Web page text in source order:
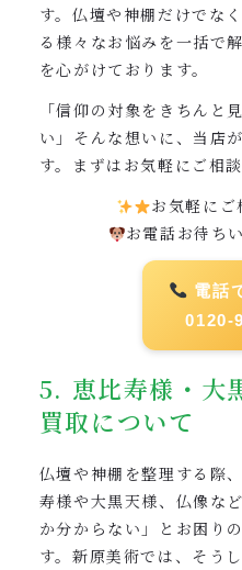
す。仏壇や神棚だけでな
る様々なお悩みを一括で
を心がけております。
「信仰の対象をきちんと
い」そんな想いに、当店
す。まずはお気軽にご相談
お気軽にご
お電話お待ち
電話
0120-
5. 恵比寿様・大
買取について
仏壇や神棚を整理する際
寿様や大黒天様、仏像な
か分からない」とお困り
す。新原美術では、そう